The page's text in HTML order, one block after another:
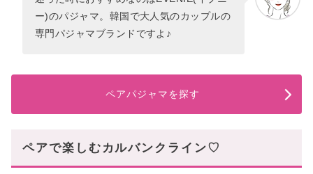
ー)のパジャマ。韓国で大人気のカップルの
専門パジャマブランドですよ♪
ペアパジャマを探す
ペアで楽しむカルバンクライン♡